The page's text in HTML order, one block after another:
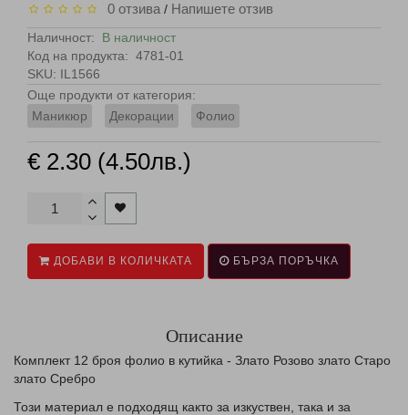
0 отзива / Напишете отзив
Наличност: В наличност
Код на продукта: 4781-01
SKU: IL1566
Още продукти от категория:
Маникюр
Декорации Фолио
€ 2.30 (4.50лв.)
ДОБАВИ В КОЛИЧКАТА БЪРЗА ПОРЪЧКА
Описание
Комплект 12 броя фолио в кутийка - Злато Розово злато Старо
злато Сребро
Този материал е подходящ както за изкуствен, така и за